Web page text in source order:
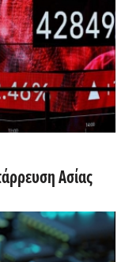
Ασίας